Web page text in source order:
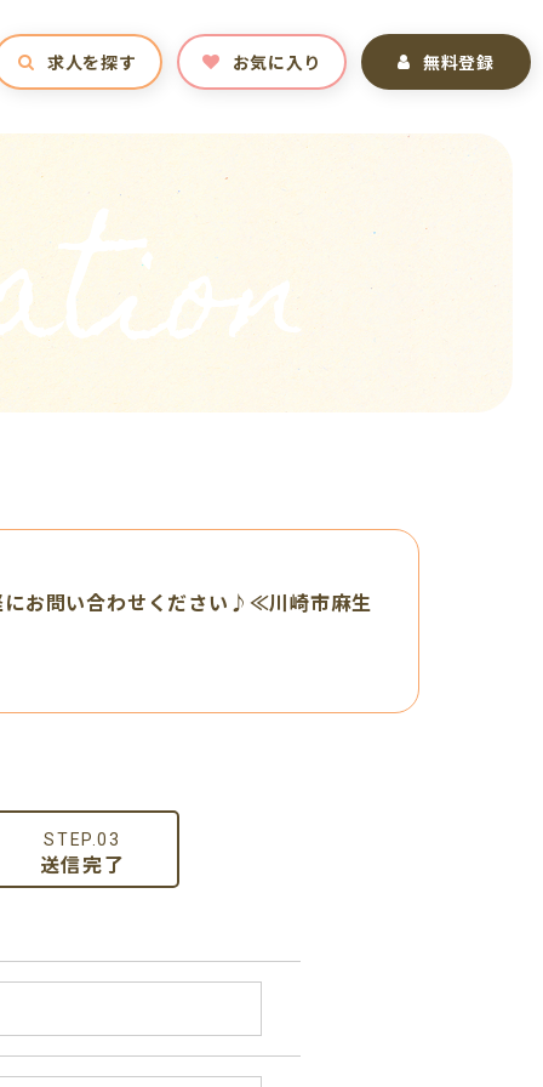
求人を探す お気に入り 無料登録
お問い合わせください♪≪川崎市麻生
STEP.03
送信完了